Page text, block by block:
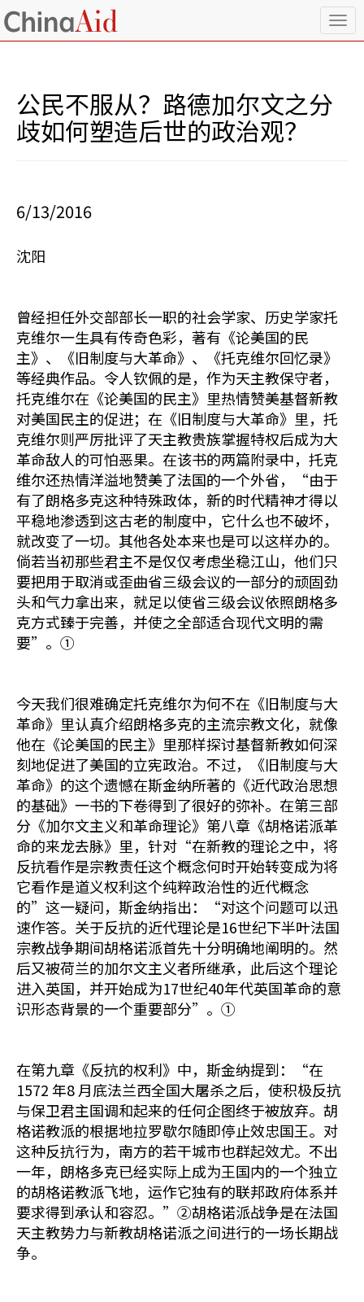
T
o
公民不服从？路德加尔文之分
歧如何塑造后世的政治观？
6/13/2016
沈阳
曾经担任外交部部长一职的社会学家、历史学家托
克维尔一生具有传奇色彩，著有《论美国的民
主》、《旧制度与大革命》、《托克维尔回忆录》
等经典作品。令人钦佩的是，作为天主教保守者，
托克维尔在《论美国的民主》里热情赞美基督新教
对美国民主的促进；在《旧制度与大革命》里，托
克维尔则严厉批评了天主教贵族掌握特权后成为大
革命敌人的可怕恶果。在该书的两篇附录中，托克
维尔还热情洋溢地赞美了法国的一个外省，“由于
有了朗格多克这种特殊政体，新的时代精神才得以
平稳地渗透到这古老的制度中，它什么也不破坏，
就改变了一切。其他各处本来也是可以这样办的。
倘若当初那些君主不是仅仅考虑坐稳江山，他们只
要把用于取消或歪曲省三级会议的一部分的顽固劲
头和气力拿出来，就足以使省三级会议依照朗格多
克方式臻于完善，并使之全部适合现代文明的需
要”。①
今天我们很难确定托克维尔为何不在《旧制度与大
革命》里认真介绍朗格多克的主流宗教文化，就像
他在《论美国的民主》里那样探讨基督新教如何深
刻地促进了美国的立宪政治。不过，《旧制度与大
革命》的这个遗憾在斯金纳所著的《近代政治思想
的基础》一书的下卷得到了很好的弥补。在第三部
分《加尔文主义和革命理论》第八章《胡格诺派革
命的来龙去脉》里，针对“在新教的理论之中，将
反抗看作是宗教责任这个概念何时开始转变成为将
它看作是道义权利这个纯粹政治性的近代概念
的”这一疑问，斯金纳指出：“对这个问题可以迅
速作答。关于反抗的近代理论是16世纪下半叶法国
宗教战争期间胡格诺派首先十分明确地阐明的。然
后又被荷兰的加尔文主义者所继承，此后这个理论
进入英国，并开始成为17世纪40年代英国革命的意
识形态背景的一个重要部分”。①
在第九章《反抗的权利》中，斯金纳提到：“在
1572 年8 月底法兰西全国大屠杀之后，使积极反抗
与保卫君主国调和起来的任何企图终于被放弃。胡
格诺教派的根据地拉罗歇尔随即停止效忠国王。对
这种反抗行为，南方的若干城市也群起效尤。不出
一年，朗格多克已经实际上成为王国内的一个独立
的胡格诺教派飞地，运作它独有的联邦政府体系并
要求得到承认和容忍。”②胡格诺派战争是在法国
天主教势力与新教胡格诺派之间进行的一场长期战
争。